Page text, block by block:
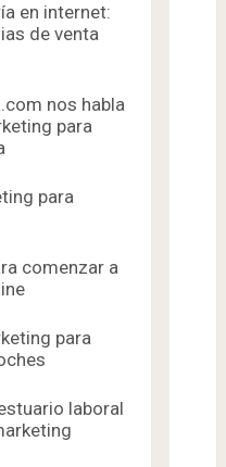
en internet:
de venta
nos habla
para
para
comenzar a
para
laboral